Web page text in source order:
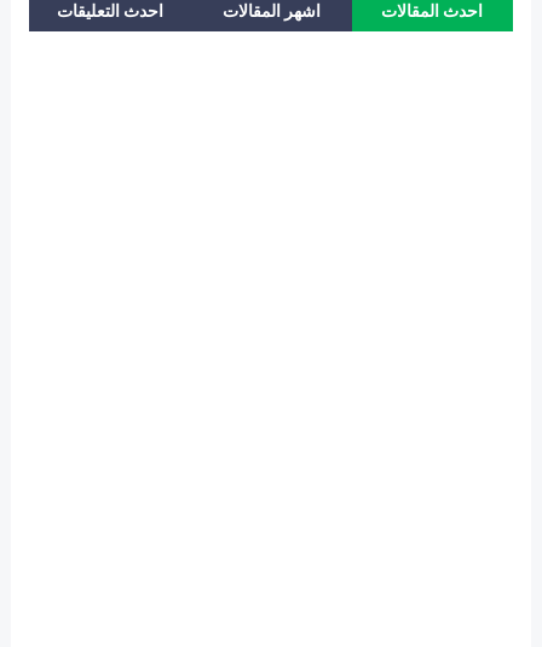
احدث المقالات اشهر المقالات احدث التعليقات